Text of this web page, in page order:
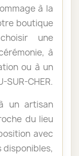
à la
boutique
une
à
ou à un
SUR-CHER.
un artisan
du lieu
avec